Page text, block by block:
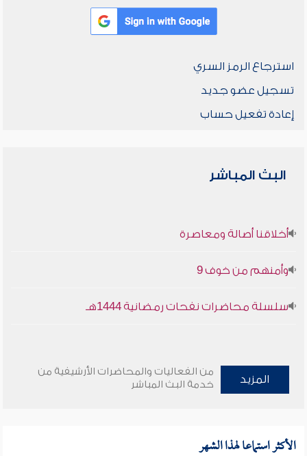
استرجاع الرمز السري
تسجيل عضو جديد
إعادة تفعيل حساب
البث المباشر
أخلاقنا أصالة ومعاصرة
وأمنهم من خوف 9
سلسلة محاضرات نفحات رمضانية 1444هـ
المزيد
من الفعاليات والمحاضرات الأرشيفية من
خدمة البث المباشر
الأكثر استماعا لهذا الشهر